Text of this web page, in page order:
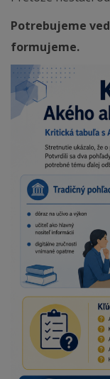
Potrebujeme
formujeme.